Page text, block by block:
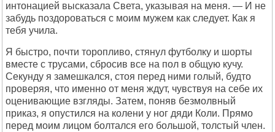
интонацией высказала Света, указывая на меня. — И не
забудь поздороваться с моим мужем как следует. Как я
тебя учила.
Я быстро, почти торопливо, стянул футболку и шорты
вместе с трусами, сбросив все на пол в общую кучу.
Секунду я замешкался, стоя перед ними голый, будто
проверяя, что именно от меня ждут, чувствуя на себе их
оценивающие взгляды. Затем, поняв безмолвный
приказ, я опустился на колени у ног дяди Коли. Прямо
перед моим лицом болтался его большой, толстый член.